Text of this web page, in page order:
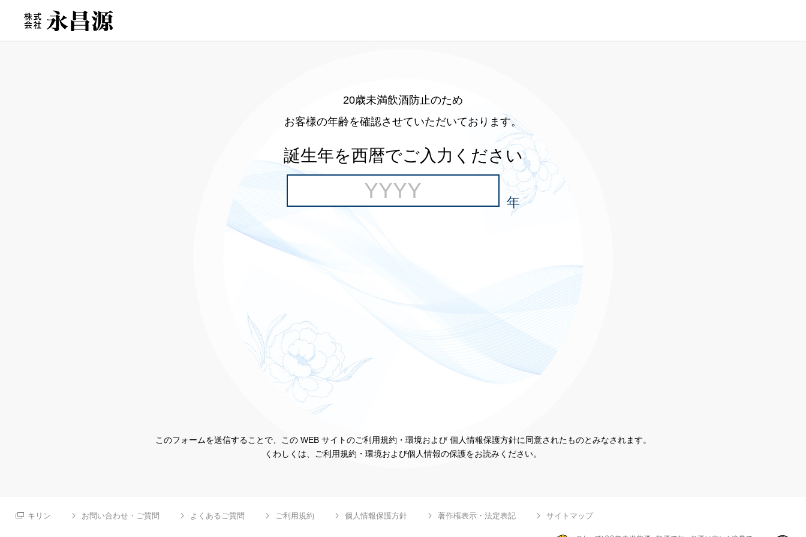
20歳未満飲酒防止のため
お客様の年齢を確認させていただいております。
誕生年を西暦でご入力ください
年
このフォームを送信することで、この WEB サイトのご利用規約・環境および 個人情報保護方針に同意されたものとみなされます。
くわしくは、ご利用規約・環境および個人情報の保護をお読みください。
キリン お問い合わせ・ご質問 よくあるご質問 ご利用規約 個人情報保護方針 著作権表示・法定表記 サイトマップ